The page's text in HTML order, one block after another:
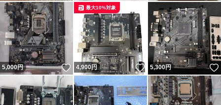
5,000円 いいね！
4,900円 いいね！
最大10%対象
5,300円